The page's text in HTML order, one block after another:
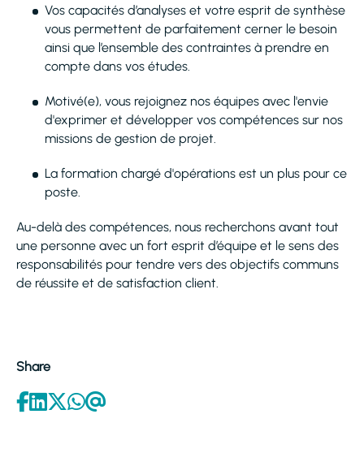
Vos capacités d’analyses et votre esprit de synthèse
vous permettent de parfaitement cerner le besoin
ainsi que l’ensemble des contraintes à prendre en
compte dans vos études.
Motivé(e), vous rejoignez nos équipes avec l'envie
d'exprimer et développer vos compétences sur nos
missions de gestion de projet.
La formation chargé d'opérations est un plus pour ce
poste.
Au-delà des compétences, nous recherchons avant tout
une personne avec un fort esprit d’équipe et le sens des
responsabilités pour tendre vers des objectifs communs
de réussite et de satisfaction client.
Share